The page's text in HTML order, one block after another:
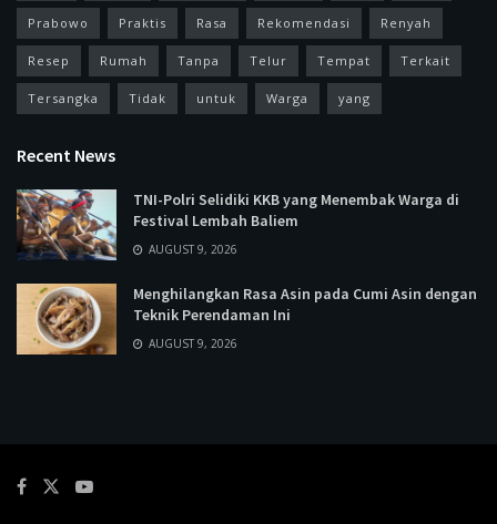
Prabowo Praktis Rasa Rekomendasi Renyah
Resep Rumah Tanpa Telur Tempat Terkait
Tersangka Tidak untuk Warga yang
Recent News
TNI-Polri Selidiki KKB yang Menembak Warga di
Festival Lembah Baliem
AUGUST 9, 2026
Menghilangkan Rasa Asin pada Cumi Asin dengan
Teknik Perendaman Ini
AUGUST 9, 2026